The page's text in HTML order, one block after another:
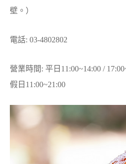
壁。）
電話: 03-4802802
營業時間: 平日11:00~14:00 /
假日11:00~21:00